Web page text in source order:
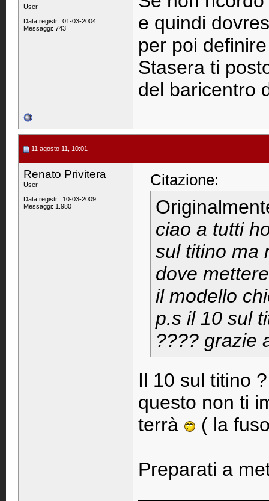
User
Data registr.: 01-03-2004
Messaggi: 743
e quindi
per poi
Stasera ti
del baricentro
11 agosto 11, 10:01
Renato Privitera
User
Data registr.: 10-03-2009
Messaggi: 1.980
Citazione:
ciao a tutti
sul titino ma
dove
il modello
p.s il 10 sul
???? grazie
Il 10 sul titino
questo non ti
terrà
( la
Preparati a